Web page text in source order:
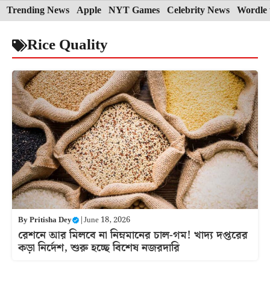
Skip
to
content
Trending News Apple NYT Games Celebrity News Wordle
Rice Quality
ByPritisha Dey |June 18, 2026
রেশনে আর মিলবে না নিম্নমানের চাল-গম! খাদ্য দপ্তরের
কড়া নির্দেশ, শুরু হচ্ছে বিশেষ নজরদারি